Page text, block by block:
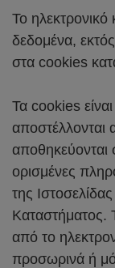
Το ηλεκτρονικό
δεδομένα,
στα cookies
Τα cookies
αποστέλλονται
αποθηκεύονται
ορισμένες
της
Καταστήματος.
από το
προσωρινά ή